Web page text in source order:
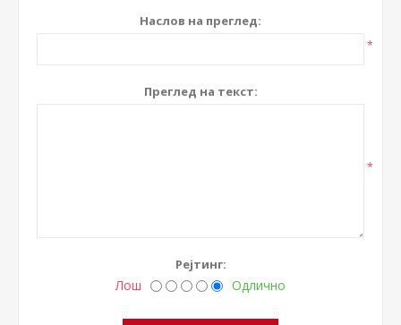
Наслов на преглед:
*
Преглед на текст:
*
Рејтинг:
Лош Одлично